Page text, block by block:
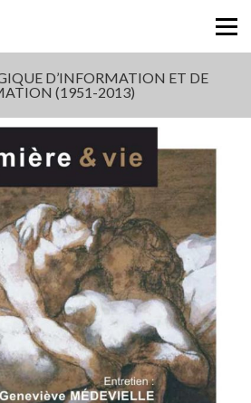
D’INFORMATION ET DE
(1951-2013)